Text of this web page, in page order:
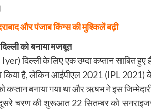
और पंजाब किंग्स की मुश्किलें बढ़ी
को बनाया मजबूत
दिल्ली के लिए एक उम्दा कप्तान साबित
है, लेकिन आईपीएल 2021 (IPL
बनाया गया था और ऋषभ ने इस
चरण की शुरूआत 22 सितम्बर को